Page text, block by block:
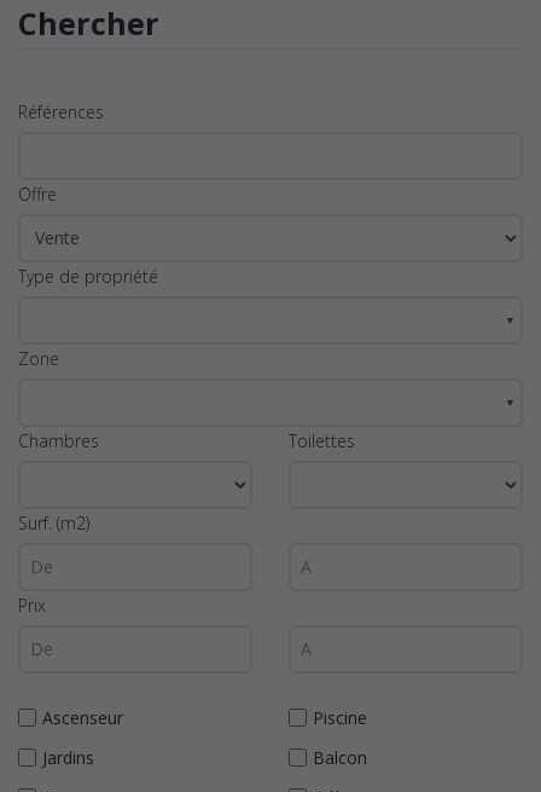
Chercher
Références
Offre
Type de propriété
▼
Zone
▼
Chambres Toilettes
Surf. (m2)
Prix
Ascenseur
Piscine
Jardins
Balcon